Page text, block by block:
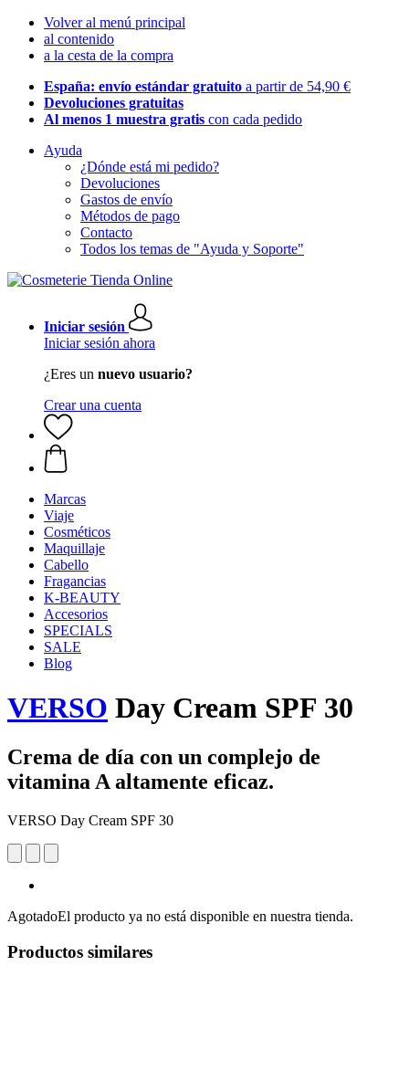
Volver al menú principal
al contenido
a la cesta de la compra
España: envío estándar gratuito a partir de 54,90 €
Devoluciones gratuitas
Al menos 1 muestra gratis con cada pedido
Ayuda
¿Dónde está mi pedido?
Devoluciones
Gastos de envío
Métodos de pago
Contacto
Todos los temas de "Ayuda y Soporte"
Iniciar sesión
Iniciar sesión ahora
¿Eres un nuevo usuario?
Crear una cuenta
Marcas
Viaje
Cosméticos
Maquillaje
Cabello
Fragancias
K-BEAUTY
Accesorios
SPECIALS
SALE
Blog
VERSO Day Cream SPF 30
Crema de día con un complejo de
vitamina A altamente eficaz.
VERSO Day Cream SPF 30
AgotadoEl producto ya no está disponible en nuestra tienda.
Productos similares